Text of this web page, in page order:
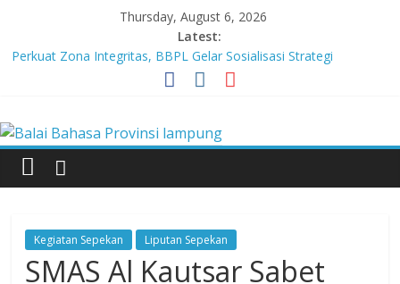
content
Thursday, August 6, 2026
Latest:
Perkuat Zona Integritas, BBPL Gelar Sosialisasi Strategi
Mempertahankan WBK dan Menuju WBBM
Tingkatkan Kolaborasi Melalui Festival Literasi Lampung
Babak Final Festival Musikalisasi Puisi Kembali Digelar
Tiga UPT Kemendikdasmen dan Dewan Pendidikan Bersinergi
Memajukan Pendidikan di Provinsi LAmpung
Balai
Bahasa
Provinsi
Kegiatan Sepekan Liputan Sepekan
SMAS Al Kautsar Sabet